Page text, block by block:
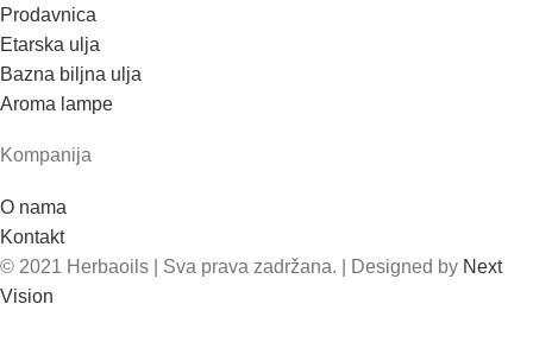
Prodavnica
Etarska ulja
Bazna biljna ulja
Aroma lampe
Kompanija
O nama
Kontakt
© 2021 Herbaoils | Sva prava zadržana. | Designed by Next
Vision